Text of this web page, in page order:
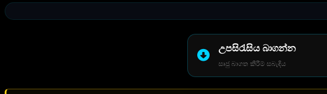
උපසිරැසිය බාගන්න
සෘජු බාගත කිරීම් සබැඳිය